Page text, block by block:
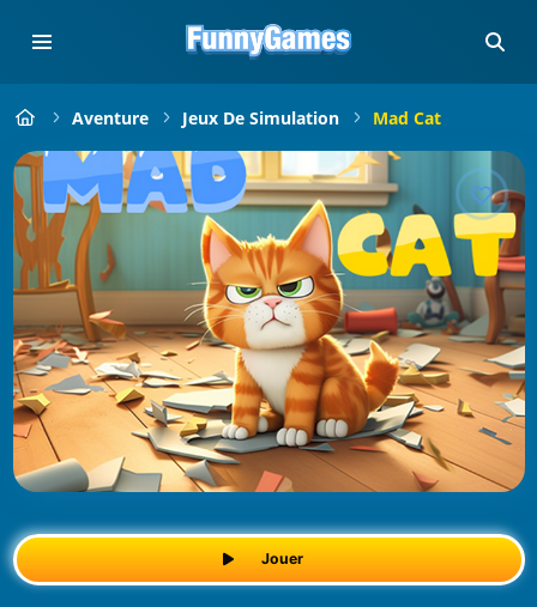
Aventure Jeux De Simulation Mad Cat
Jouer